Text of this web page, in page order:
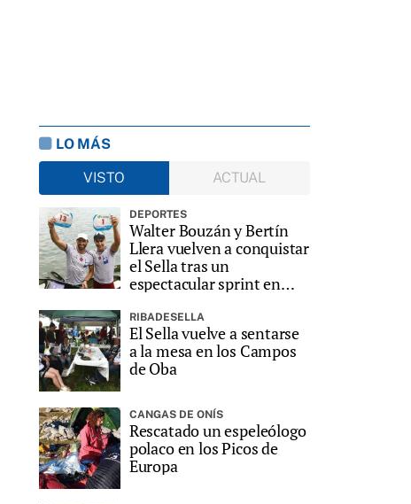
LO MÁS
VISTO
ACTUAL
DEPORTES
Walter Bouzán y Bertín
Llera vuelven a conquistar
el Sella tras un
espectacular sprint en
RIBADESELLA
El Sella vuelve a sentarse
a la mesa en los Campos
de Oba
CANGAS DE ONÍS
Rescatado un espeleólogo
polaco en los Picos de
Europa